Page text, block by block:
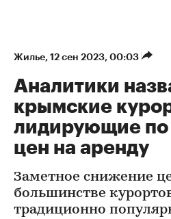
Жилье⁠, 12 сен 2023, 00:03
Аналитики
крымские
лидирующие
цен на аренду
Заметное снижение
большинстве
традиционно